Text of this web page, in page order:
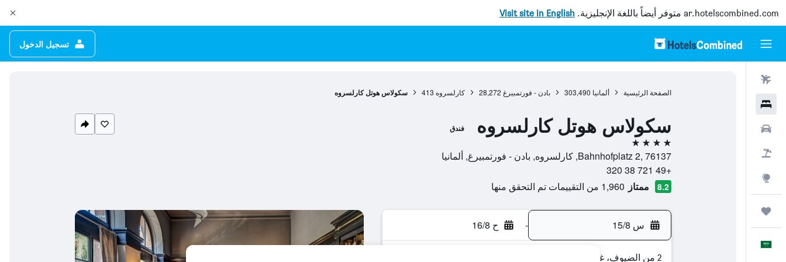
ar.hotelscombined.com متوفر أيضاً باللغة الإنجليزية. Visit site in English
تسجيل الدخول
الصفحة الرئيسية ألمانيا 303,490 بادن - فورتمبيرغ 28,272 كارلسروه 413 سكولاس هوتل كارلسروه
سكولاس هوتل كارلسروه فندق
4 نجوم
Bahnhofplatz 2, 76137, كارلسروه, بادن - فورتمبيرغ, ألمانيا
+49 721 38 320
8.2 ممتاز 1,960 من التقييمات تم التحقق منها
س 15/8 - ح 16/8
2 من الضيوف، غرفة واحدة